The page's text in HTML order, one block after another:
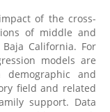
of the cross-
of middle and
California. For
models are
and
field and related
support. Data